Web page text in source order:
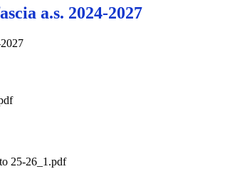
a.s. 2024-2027
25-26_1.pdf